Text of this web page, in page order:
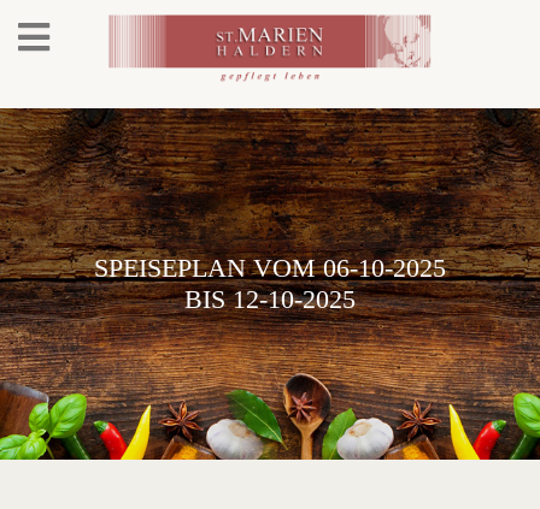
SPEISEPLAN VOM 06-10-2025
BIS 12-10-2025